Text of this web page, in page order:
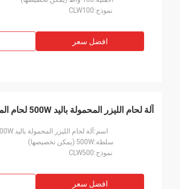
نموذج:CLW100
افضل سعر
آلة لحام الليزر المحمولة باليد 500W لحام المجوهرات
اسم:آلة لحام الليزر المحمولة باليد 500W لحام المجوهرات
سلطة:500W (يمكن تخصيصها)
نموذج:CLW500
افضل سعر